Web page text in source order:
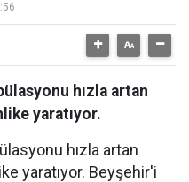
hızla artan
yaratıyor.
hızla artan
yaratıyor. Beyşehir'i